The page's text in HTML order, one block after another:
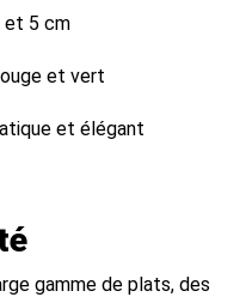
et 5 cm
et vert
et élégant
gamme de plats, des